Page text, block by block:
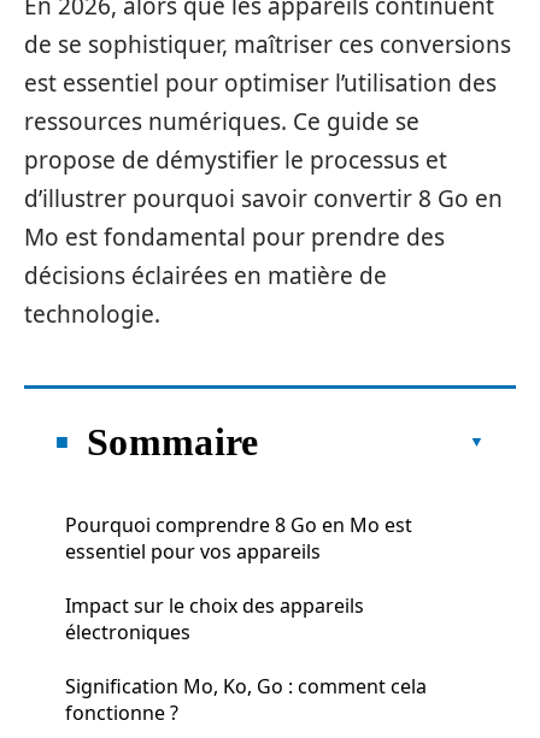
de se sophistiquer, maîtriser ces conversions
est essentiel pour optimiser l’utilisation des
ressources numériques. Ce guide se
propose de démystifier le processus et
d’illustrer pourquoi savoir convertir 8 Go en
Mo est fondamental pour prendre des
décisions éclairées en matière de
technologie.
Sommaire
Pourquoi comprendre 8 Go en Mo est
essentiel pour vos appareils
Impact sur le choix des appareils
électroniques
Signification Mo, Ko, Go : comment cela
fonctionne ?